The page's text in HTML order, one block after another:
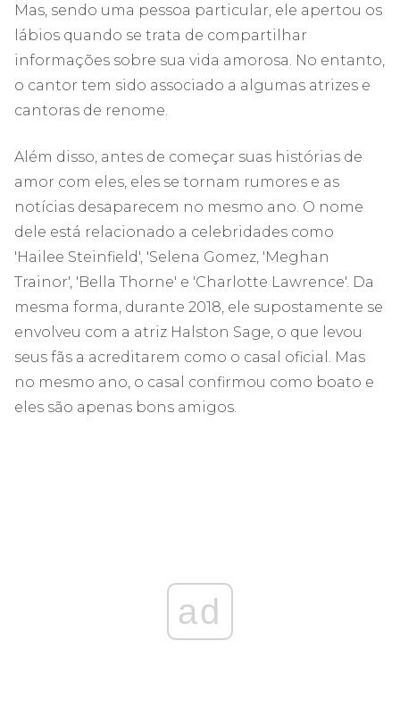
Mas, sendo uma pessoa particular, ele apertou os
lábios quando se trata de compartilhar
informações sobre sua vida amorosa. No entanto,
o cantor tem sido associado a algumas atrizes e
cantoras de renome.
Além disso, antes de começar suas histórias de
amor com eles, eles se tornam rumores e as
notícias desaparecem no mesmo ano. O nome
dele está relacionado a celebridades como
'Hailee Steinfield', 'Selena Gomez, 'Meghan
Trainor', 'Bella Thorne' e 'Charlotte Lawrence'. Da
mesma forma, durante 2018, ele supostamente se
envolveu com a atriz Halston Sage, o que levou
seus fãs a acreditarem como o casal oficial. Mas
no mesmo ano, o casal confirmou como boato e
eles são apenas bons amigos.
ad